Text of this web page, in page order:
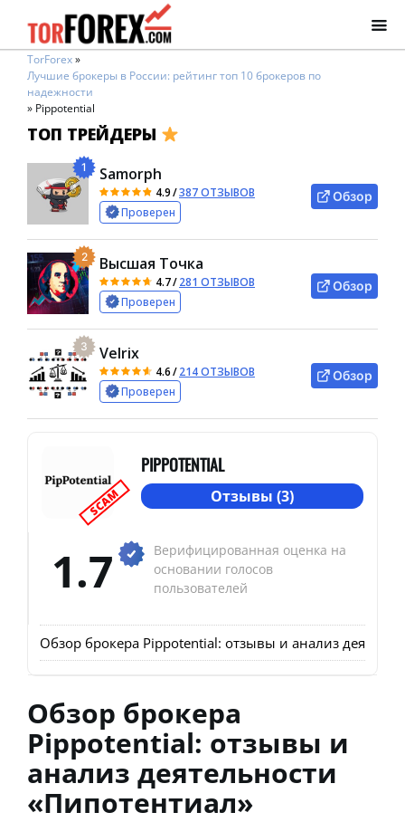
TorForex»
Лучшие брокеры в России: рейтинг топ 10 брокеров по
надежности
» Pippotential
ТОП ТРЕЙДЕРЫ
1 Samorph
4.9/387 ОТЗЫВОВ
Проверен
Обзор
2 Высшая Точка
4.7/281 ОТЗЫВОВ
Проверен
Обзор
3 Velrix
4.6/214 ОТЗЫВОВ
Проверен
Обзор
SCAM
PIPPOTENTIAL
Отзывы (3)
1.7
Верифицированная оценка на
основании голосов
пользователей
Обзор брокера Pippotential: отзывы и анализ
Обзор брокера
Pippotential: отзывы и
анализ деятельности
«Пипотентиал»